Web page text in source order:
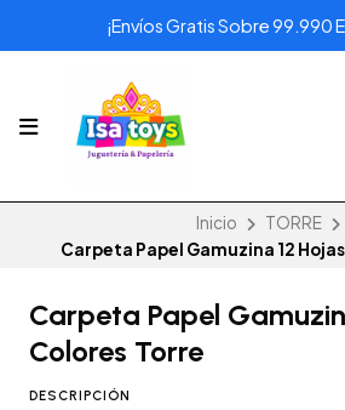
¡Envíos Gratis Sobre 99.990
Inicio
TORRE
Carpeta Papel Gamuzina 12
Carpeta Papel
Colores Torre
DESCRIPCIÓN